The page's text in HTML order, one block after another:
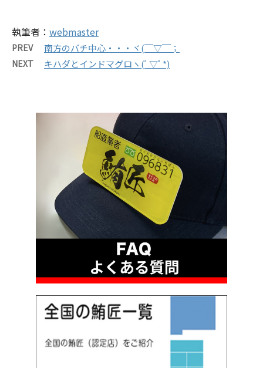
執筆者： webmaster
PREV 南方のバチ中心・・・ヾ(￣▽￣；
NEXT キハダとインドマグロヽ(ﾟ▽ﾟ*)